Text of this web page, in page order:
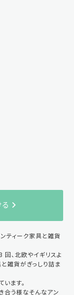
ティーク家具と雑貨
、北欧やイギリスよ
雑貨がぎっしり詰ま
ます。
合う様なそんなアン